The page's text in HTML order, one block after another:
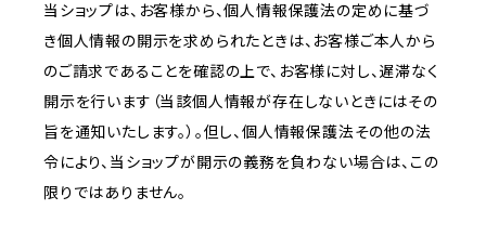
当ショップは、お客様から、個人情報保護法の定めに基づ
き個人情報の開示を求められたときは、お客様ご本人から
のご請求であることを確認の上で、お客様に対し、遅滞なく
開示を行います（当該個人情報が存在しないときにはその
旨を通知いたします。）。但し、個人情報保護法その他の法
令により、当ショップが開示の義務を負わない場合は、この
限りではありません。